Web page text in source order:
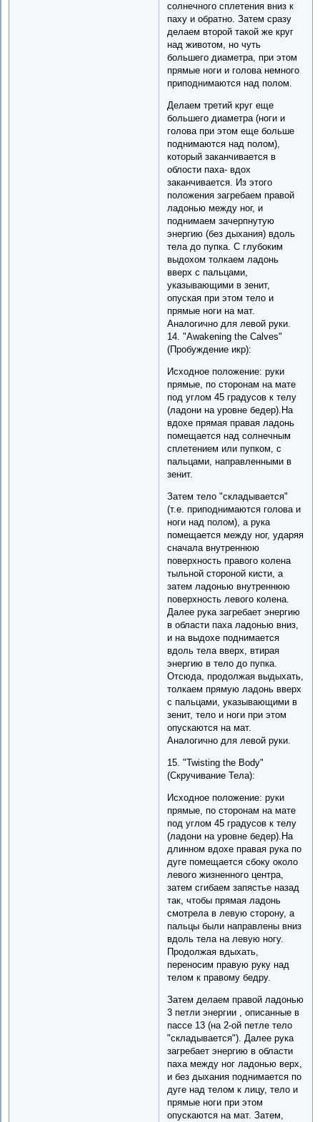
солнечного сплетения вниз к
паху и обратно. Затем сразу
делаем второй такой же круг
над животом, но чуть
большего диаметра, при этом
прямые ноги и голова немного
приподнимаются над полом.
Делаем третий круг еще
большего диаметра (ноги и
голова при этом еще больше
поднимаются над полом),
который заканчивается в
облости паха- вдох
заканчивается. Из этого
положения загребаем правой
ладонью между ног, и
поднимаем зачерпнутую
энергию (без дыхания) вдоль
тела до пупка. С глубоким
выдохом толкаем ладонь
вверх с пальцами,
указывающими в зенит,
опуская при этом тело и
прямые ноги на мат.
Аналогично для левой руки.
14. "Awakening the Calves"
(Пробуждение икр):
Исходное положение: руки
прямые, по сторонам на мате
под углом 45 градусов к телу
(ладони на уровне бедер).На
вдохе прямая правая ладонь
помещается над солнечным
сплетением или пупком, с
пальцами, направленными в
зенит.
Затем тело "складывается"
(т.е. приподнимаются голова и
ноги над полом), а рука
помещается между ног, ударяя
сначала внутреннюю
поверхность правого колена
тыльной стороной кисти, а
затем ладонью внутреннюю
поверхность левого колена.
Далее рука загребает энергию
в области паха ладонью вниз,
и на выдохе поднимается
вдоль тела вверх, втирая
энергию в тело до пупка.
Отсюда, продолжая выдыхать,
толкаем прямую ладонь вверх
с пальцами, указывающими в
зенит, тело и ноги при этом
опускаются на мат.
Аналогично для левой руки.
15. "Twisting the Body"
(Скручивание Тела):
Исходное положение: руки
прямые, по сторонам на мате
под углом 45 градусов к телу
(ладони на уровне бедер).На
длинном вдохе правая рука по
дуге помещается сбоку около
левого жизненного центра,
затем сгибаем запястье назад
так, чтобы прямая ладонь
смотрела в левую сторону, а
пальцы были направлены вниз
вдоль тела на левую ногу.
Продолжая вдыхать,
переносим правую руку над
телом к правому бедру.
Затем делаем правой ладонью
3 петли энергии , описанные в
пассе 13 (на 2-ой петле тело
"складывается"). Далее рука
загребает энергию в области
паха между ног ладонью верх,
и без дыхания поднимается по
дуге над телом к лицу, тело и
прямые ноги при этом
опускаются на мат. Затем,